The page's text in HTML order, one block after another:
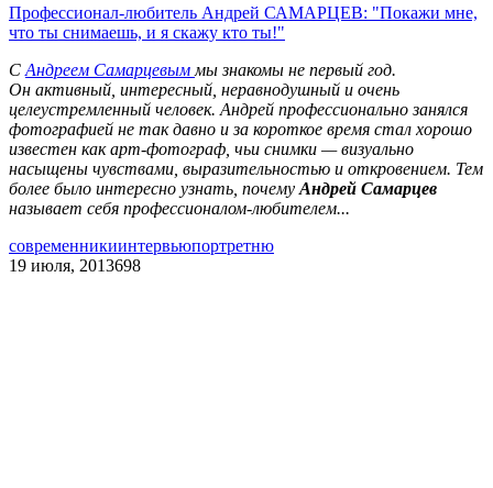
Профессионал-любитель Андрей САМАРЦЕВ: "Покажи мне,
что ты снимаешь, и я скажу кто ты!"
С Андреем Самарцевым мы знакомы не первый год.
Он активный, интересный, неравнодушный и очень
целеустремленный человек. Андрей профессионально занялся
фотографией не так давно и за короткое время стал хорошо
известен как арт-фотограф, чьи снимки — визуально
насыщены чувствами, выразительностью и откровением. Тем
более было интересно узнать, почему Андрей Самарцев
называет себя профессионалом-любителем...
современникиинтервьюпортретню
19 июля, 2013698